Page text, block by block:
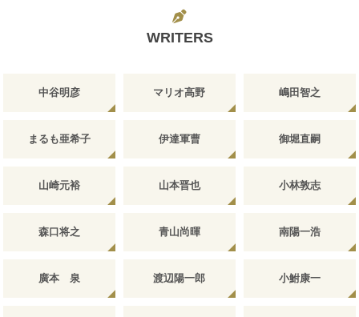
WRITERS
中谷明彦 マリオ高野 嶋田智之
まるも亜希子 伊達軍曹 御堀直嗣
山崎元裕 山本晋也 小林敦志
森口将之 青山尚暉 南陽一浩
廣本 泉 渡辺陽一郎 小鮒康一